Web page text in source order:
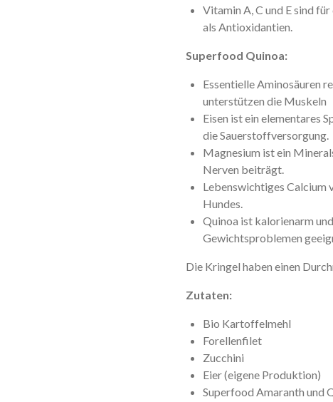
Vitamin A, C und E sind
als Antioxidantien.
Superfood Quinoa:
Essentielle Aminosäuren
unterstützen die Muskeln
Eisen ist ein elementares
die Sauerstoffversorgung.
Magnesium ist ein
Nerven beiträgt.
Lebenswichtiges Calcium
Hundes.
Quinoa ist kalorienarm
Gewichtsproblemen
Die Kringel haben einen
Zutaten:
Bio Kartoffelmehl
Forellenfilet
Zucchini
Eier (eigene Produktion)
Superfood Amaranth und